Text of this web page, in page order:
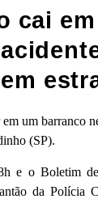
cai
em
um barranco
(SP).
e o Boletim
da Polícia